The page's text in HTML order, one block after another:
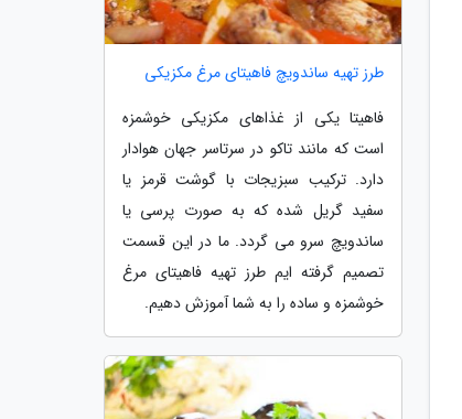
طرز تهیه ساندویچ فاهیتای مرغ مکزیکی
فاهیتا یکی از غذاهای مکزیکی خوشمزه
است که مانند تاکو در سرتاسر جهان هوادار
دارد. ترکیب سبزیجات با گوشت قرمز یا
سفید گریل شده که به صورت پرسی یا
ساندویچ سرو می گردد. ما در این قسمت
تصمیم گرفته ایم طرز تهیه فاهیتای مرغ
خوشمزه و ساده را به شما آموزش دهیم.